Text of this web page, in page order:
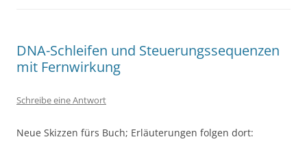
DNA-Schleifen und Steuerungssequenzen
mit Fernwirkung
Schreibe eine Antwort
Neue Skizzen fürs Buch; Erläuterungen folgen dort: